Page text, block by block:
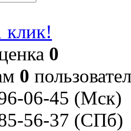
клик!
0
0
06-45 (Мск)
56-37 (СПб)